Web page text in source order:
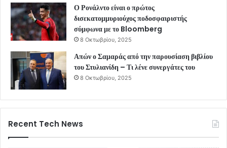
Ο Ρονάλντο είναι ο πρώτος
δισεκατομμυριούχος ποδοσφαιριστής
σύμφωνα με το Bloomberg
8 Οκτωβρίου, 2025
Απών ο Σαμαράς από την παρουσίαση βιβλίου
του Στυλιανίδη – Τι λένε συνεργάτες του
8 Οκτωβρίου, 2025
Recent Tech News